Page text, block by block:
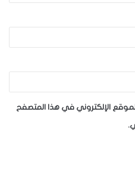
الإلكتروني في هذا المتصفح